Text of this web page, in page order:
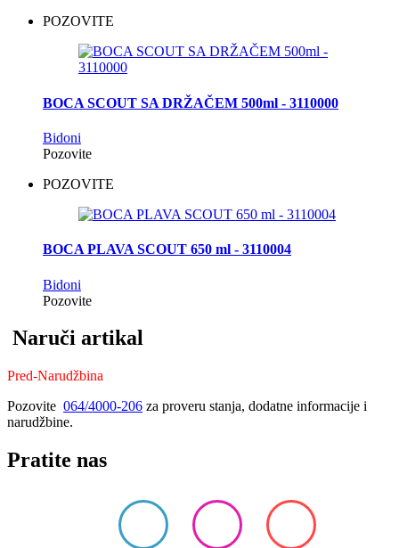
POZOVITE
BOCA SCOUT SA DRŽAČEM 500ml - 3110000
Bidoni
Pozovite
POZOVITE
BOCA PLAVA SCOUT 650 ml - 3110004
Bidoni
Pozovite
Naruči artikal
Pred-Narudžbina
Pozovite 064/4000-206 za proveru stanja, dodatne informacije i
narudžbine.
Pratite nas